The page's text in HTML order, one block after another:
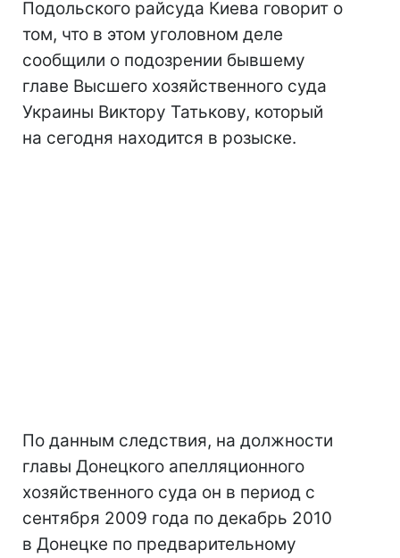
Подольского райсуда Киева говорит о
том, что в этом уголовном деле
сообщили о подозрении бывшему
главе Высшего хозяйственного суда
Украины Виктору Татькову, который
на сегодня находится в розыске.
По данным следствия, на должности
главы Донецкого апелляционного
хозяйственного суда он в период с
сентября 2009 года по декабрь 2010
в Донецке по предварительному